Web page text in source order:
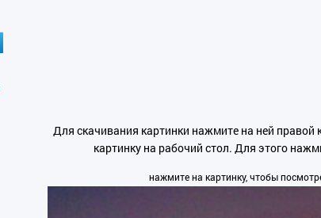
Для скачивания картинки нажмите на ней
картинку на рабочий стол. Для этого
нажмите на картинку, чтобы